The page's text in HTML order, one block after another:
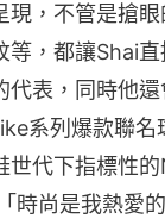
現，不管是搶
等，都讓Shai
代表，同時他
系列爆款聯名
世代下指標性
時尚是我熱愛